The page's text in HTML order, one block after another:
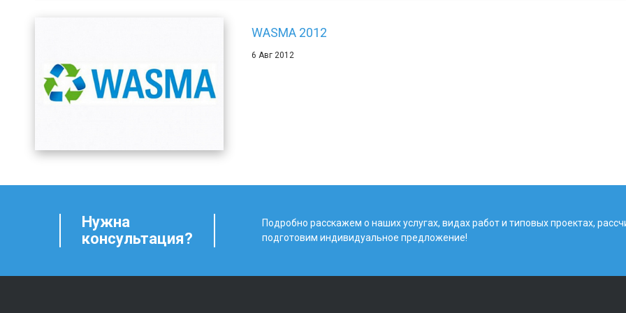
WASMA 2012
6 Авг 2012
Нужна
консультация?
Подробно расскажем о наших услугах, видах работ и типовых проектах,
подготовим индивидуальное предложение!